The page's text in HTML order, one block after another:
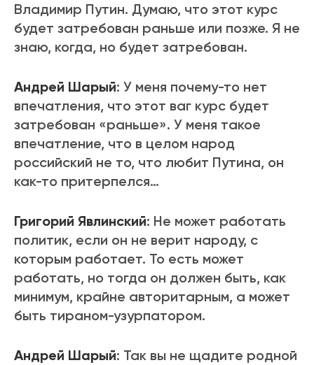
Владимир Путин. Думаю, что этот курс
будет затребован раньше или позже. Я не
знаю, когда, но будет затребован.
Андрей Шарый: У меня почему-то нет
впечатления, что этот ваг курс будет
затребован «раньше». У меня такое
впечатление, что в целом народ
российский не то, что любит Путина, он
как-то притерпелся…
Григорий Явлинский: Не может работать
политик, если он не верит народу, с
которым работает. То есть может
работать, но тогда он должен быть, как
минимум, крайне авторитарным, а может
быть тираном-узурпатором.
Андрей Шарый: Так вы не щадите родной